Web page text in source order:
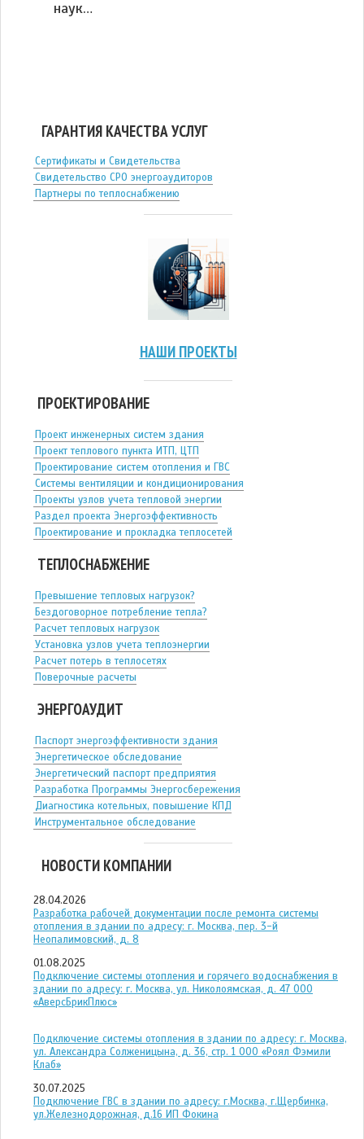
наук…
ГАРАНТИЯ КАЧЕСТВА УСЛУГ
Сертификаты и Свидетельства
Свидетельство СРО энергоаудиторов
Партнеры по теплоснабжению
НАШИ ПРОЕКТЫ
ПРОЕКТИРОВАНИЕ
Проект инженерных систем здания
Проект теплового пункта ИТП, ЦТП
Проектирование систем отопления и ГВС
Системы вентиляции и кондиционирования
Проекты узлов учета тепловой энергии
Раздел проекта Энергоэффективность
Проектирование и прокладка теплосетей
ТЕПЛОСНАБЖЕНИЕ
Превышение тепловых нагрузок?
Бездоговорное потребление тепла?
Расчет тепловых нагрузок
Установка узлов учета теплоэнергии
Расчет потерь в теплосетях
Поверочные расчеты
ЭНЕРГОАУДИТ
Паспорт энергоэффективности здания
Энергетическое обследование
Энергетический паспорт предприятия
Разработка Программы Энергосбережения
Диагностика котельных, повышение КПД
Инструментальное обследование
НОВОСТИ КОМПАНИИ
28.04.2026
Разработка рабочей документации после ремонта системы
отопления в здании по адресу: г. Москва, пер. 3-й
Неопалимовский, д. 8
01.08.2025
Подключение системы отопления и горячего водоснабжения в
здании по адресу: г. Москва, ул. Николоямская, д. 47 ООО
«АверсБрикПлюс»
Подключение системы отопления в здании по адресу: г. Москва,
ул. Александра Солженицына, д. 36, стр. 1 ООО «Роял Фэмили
Клаб»
30.07.2025
Подключение ГВС в здании по адресу: г.Москва, г.Щербинка,
ул.Железнодорожная, д.16 ИП Фокина